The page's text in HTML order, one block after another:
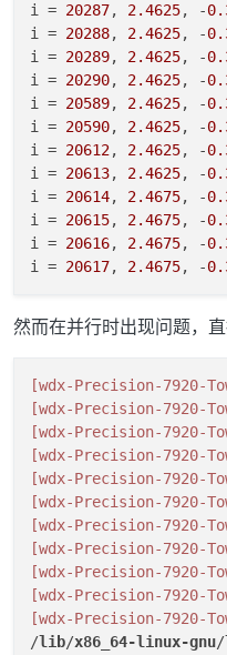
i = 20287, 2.4625, -
i = 20288, 2.4625, -
i = 20289, 2.4625, -
i = 20290, 2.4625, -
i = 20589, 2.4625, -
i = 20590, 2.4625, -
i = 20612, 2.4625, -
i = 20613, 2.4625, -
i = 20614, 2.4675, -
i = 20615, 2.4675, -
i = 20616, 2.4675, -
i = 20617, 2.4675, -
然而在并行时出现问题，
[wdx-Precision-7920-
[wdx-Precision-7920-
[wdx-Precision-7920-
[wdx-Precision-7920-
[wdx-Precision-7920-
[wdx-Precision-7920-
[wdx-Precision-7920-
[wdx-Precision-7920-
[wdx-Precision-7920-
[wdx-Precision-7920-
[wdx-Precision-7920-
/lib/x86_64-linux-gnu/